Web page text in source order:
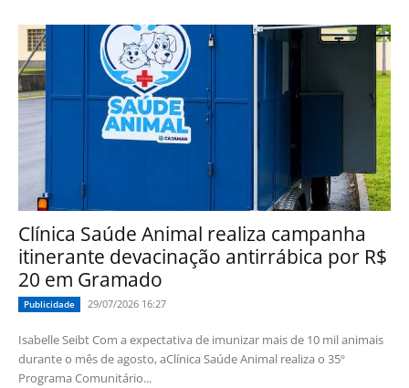
Clínica Saúde Animal realiza campanha
itinerante devacinação antirrábica por R$
20 em Gramado
Publicidade 29/07/2026 16:27
Isabelle Seibt Com a expectativa de imunizar mais de 10 mil animais
durante o mês de agosto, aClínica Saúde Animal realiza o 35º
Programa Comunitário...